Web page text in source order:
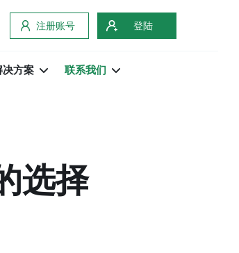
注册账号 登陆
决方案 联系我们
选择